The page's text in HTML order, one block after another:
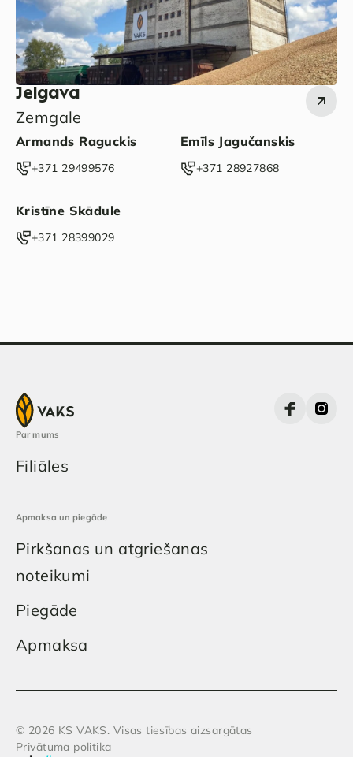
Jelgava
Zemgale
Armands Raguckis
‭+371 29499576‬
Emīls Jagučanskis
‭+371 28927868‬
Kristīne Skādule
‭+371 28399029‬
Par mums
Filiāles
Apmaksa un piegāde
Pirkšanas un atgriešanas
noteikumi
Piegāde
Apmaksa
© 2026 KS VAKS. Visas tiesības aizsargātas
Privātuma politika